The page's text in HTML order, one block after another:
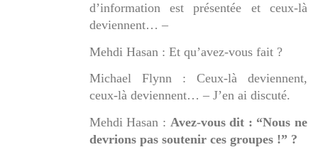
d’information est présentée et ceux-là
deviennent… –
Mehdi Hasan : Et qu’avez-vous fait ?
Michael Flynn : Ceux-là deviennent,
ceux-là deviennent… – J’en ai discuté.
Mehdi Hasan : Avez-vous dit : “Nous ne
devrions pas soutenir ces groupes !” ?